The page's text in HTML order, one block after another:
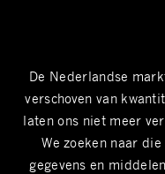
De Nederlandse
verschoven van
laten ons niet meer
We zoeken naar
gegevens en